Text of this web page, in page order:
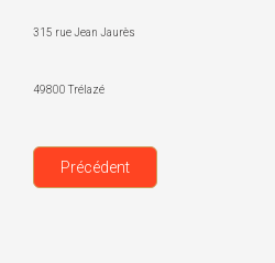
315 rue Jean Jaurès
49800 Trélazé
Précédent